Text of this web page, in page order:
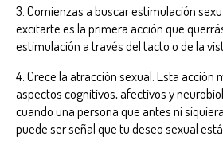
3. Comienzas a buscar estimulación
excitarte es la primera acción que
estimulación a través del tacto o de la
4. Crece la atracción sexual. Esta acción
aspectos cognitivos, afectivos y
cuando una persona que antes ni
puede ser señal que tu deseo sexual